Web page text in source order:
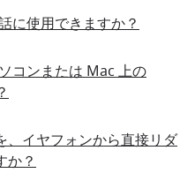
に使用できますか？
コンまたは Mac 上の
、イヤフォンから直接リダ
か？